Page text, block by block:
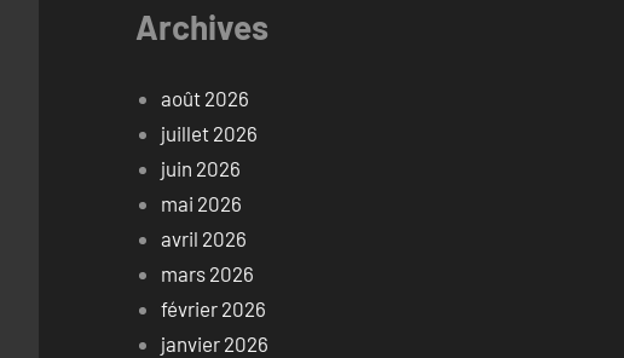
Archives
août 2026
juillet 2026
juin 2026
mai 2026
avril 2026
mars 2026
février 2026
janvier 2026